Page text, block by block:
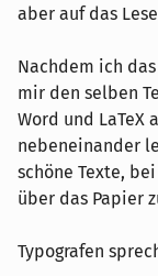
aber auf das
Nachdem ich
mir den selben
Word und LaTeX
nebeneinander
schöne Texte,
über das Papier
Typografen